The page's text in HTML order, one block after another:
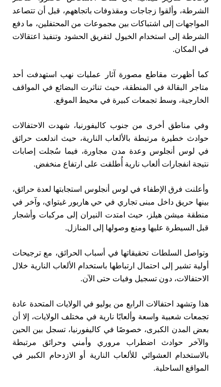
الشرطة، وألقوا زجاجات ومقذوفات باتجاههم، قبل أن تتصاعد
المواجهات إلى اشتباكات بين مجموعات من المحتفلين، ما دفع
الشرطة إلى استخدام الخيول لتفريق الحشود وتنفيذ اعتقالات
في المكان.
كما أظهرت مقاطع مصورة آثار عمليات نهب استهدفت أحد
متاجر البقالة في المنطقة، حيث تناثرت البضائع في المواقف
الخارجية، وسط تجمعات كبيرة في محيط الموقع.
وفي مناطق أخرى من جنوب كاليفورنيا، شهدت الاحتفالات
حوادث خطيرة مرتبطة بالألعاب النارية، حيث اندلعت حرائق
في لوس أنجلوس وعدة مدن مجاورة، فيما سُجلت إصابات
نتيجة انفجارات ألعاب نارية أُطلقت على ارتفاع منخفض.
وأعلنت فرق الإطفاء في لوس أنجلوس استجابتها لعدة حرائق،
بينها حريق داخل مبنى تجاري في حي هاربور غيتواي، وآخر في
منطقة ميشن هيلز، حيث امتدت النيران إلى مركبات وأشجار
قبل السيطرة عليها ومنع وصولها إلى المنازل.
وتواصل السلطات تحقيقاتها في أسباب الحرائق، مع ترجيحات
أولية تشير إلى احتمال ارتباطها باستخدام الألعاب النارية خلال
الاحتفالات، دون تسجيل وفيات حتى الآن.
هذا وتشهد احتفالات الرابع من يوليو في الولايات المتحدة عادة
تجمعات شعبية واسعة وألعابًا نارية في مختلف الولايات، إلا أن
بعض المدن الكبرى، خصوصًا في كاليفورنيا، تسجل بين الحين
والآخر حوادث اضطراب مروري وأمني وحرائق مرتبطة
بالاستخدام العشوائي للألعاب النارية أو الازدحام الكبير في
المواقع الساحلية.